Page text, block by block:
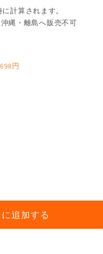
計算されます。
縄・離島へ販売不可
円
追加する